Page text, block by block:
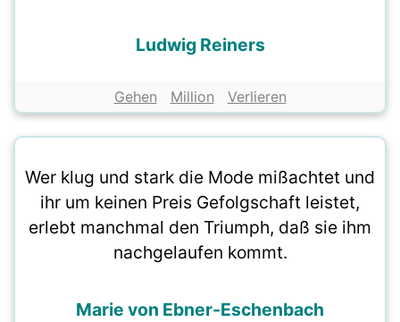
Ludwig Reiners
Gehen Million Verlieren
Wer klug und stark die Mode mißachtet und
ihr um keinen Preis Gefolgschaft leistet,
erlebt manchmal den Triumph, daß sie ihm
nachgelaufen kommt.
Marie von Ebner-Eschenbach